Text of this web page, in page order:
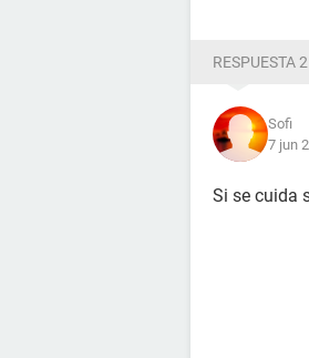
RESPUESTA
Sofi
7 jun
Si se cuida